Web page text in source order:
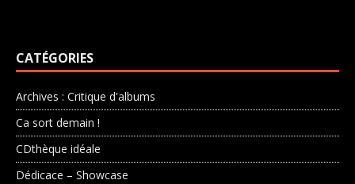
CATÉGORIES
Archives : Critique d'albums
Ca sort demain !
CDthèque idéale
Dédicace – Showcase